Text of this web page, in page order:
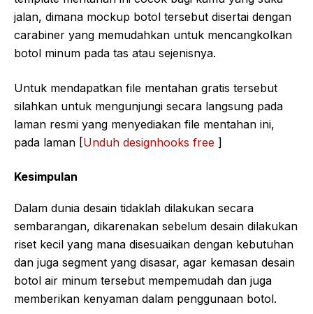
jalan, dimana mockup botol tersebut disertai dengan
carabiner yang memudahkan untuk mencangkolkan
botol minum pada tas atau sejenisnya.
Untuk mendapatkan file mentahan gratis tersebut
silahkan untuk mengunjungi secara langsung pada
laman resmi yang menyediakan file mentahan ini,
pada laman [Unduh designhooks free ]
Kesimpulan
Dalam dunia desain tidaklah dilakukan secara
sembarangan, dikarenakan sebelum desain dilakukan
riset kecil yang mana disesuaikan dengan kebutuhan
dan juga segment yang disasar, agar kemasan desain
botol air minum tersebut mempemudah dan juga
memberikan kenyaman dalam penggunaan botol.